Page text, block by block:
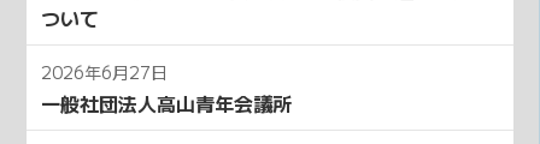
ついて
2026年6月27日
一般社団法人高山青年会議所